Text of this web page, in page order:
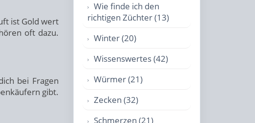
ist Gold wert
oft dazu.
bei Fragen
gibt.
Wie finde ich den
richtigen Züchter (13)
Winter (20)
Wissenswertes (42)
Würmer (21)
Zecken (32)
Schmerzen (21)